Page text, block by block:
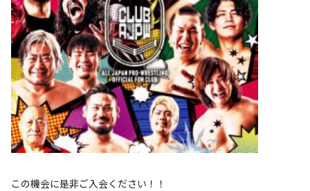
この機会に是非ご入会ください！！